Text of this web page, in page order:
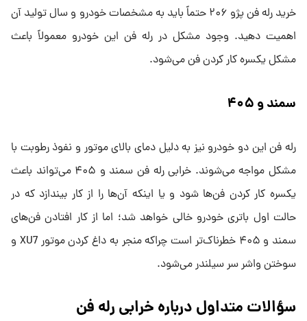
خرید رله فن پژو ۲۰۶ حتماً باید به مشخصات خودرو و سال تولید آن
اهمیت دهید. وجود مشکل در رله فن این خودرو معمولاً باعث
مشکل یکسره کار کردن فن می‌شود.
سمند و ۴۰۵
رله فن این دو خودرو نیز به دلیل دمای بالای موتور و نفوذ رطوبت با
مشکل مواجه می‌شوند. خرابی رله فن سمند و ۴۰۵ می‌تواند باعث
یکسره کار کردن فن‌ها شود و یا اینکه آن‌ها را از کار بیندازد که در
حالت اول باتری خودرو خالی خواهد شد؛ اما از کار افتادن فن‌های
سمند و ۴۰۵ خطرناک‌تر است چراکه منجر به داغ کردن موتور XU7 و
سوختن واشر سر سیلندر می‌شود.
سؤالات متداول درباره خرابی رله فن